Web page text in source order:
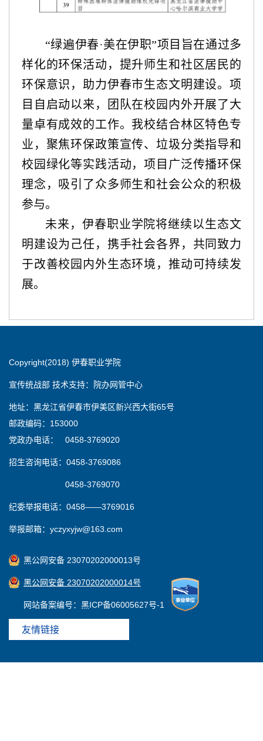
“绿遍伊春·美在伊职”项目旨在通过多
样化的环保活动，提升师生和社区居民的
环保意识，助力伊春市生态文明建设。项
目自启动以来，团队在校园内外开展了大
量卓有成效的工作。 我校结合林区特色专
业 ，聚焦环保政策宣传、垃圾分类指导和
校园绿化等实践活动，项目广泛传播环保
理念，吸引了众多师生和社会公众的积极
参与。
未来，伊春职业学院将继续以生态文
明建设为己任，携手社会各界，共 同 致力
于改善校园内外生态环境，推动可持续发
展。
Copyright(2018) 伊春职业学院
宣传统战部 技术支持：院办网管中心
地址：黑龙江省伊春市伊美区新兴西大街65号
邮政编码：153000
党政办电话： 0458-3769020
招生咨询电话：0458-3769086
0458-3769070
纪委举报电话：0458——3769016
举报邮箱：yczyxyjw@163.com
黑公网安备 23070202000013号
黑公网安备 23070202000014号
网站备案编号：黑ICP备06005627号-1
友情链接